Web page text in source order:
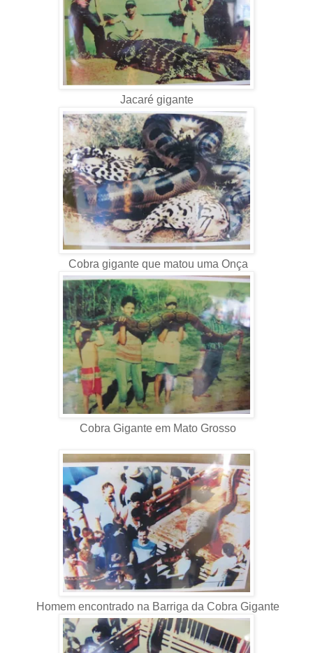
Jacaré gigante
Cobra gigante que matou uma Onça
Cobra Gigante em Mato Grosso
Homem encontrado na Barriga da Cobra Gigante